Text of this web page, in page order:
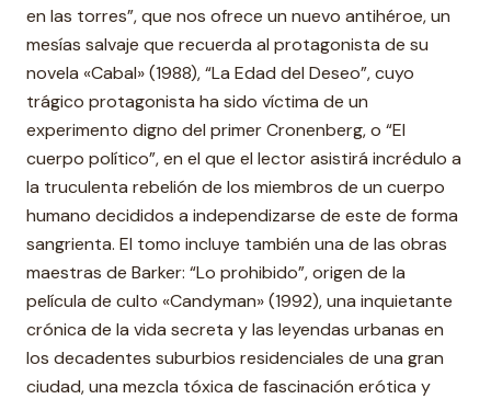
en las torres”, que nos ofrece un nuevo antihéroe, un
mesías salvaje que recuerda al protagonista de su
novela «Cabal» (1988), “La Edad del Deseo”, cuyo
trágico protagonista ha sido víctima de un
experimento digno del primer Cronenberg, o “El
cuerpo político”, en el que el lector asistirá incrédulo a
la truculenta rebelión de los miembros de un cuerpo
humano decididos a independizarse de este de forma
sangrienta. El tomo incluye también una de las obras
maestras de Barker: “Lo prohibido”, origen de la
película de culto «Candyman» (1992), una inquietante
crónica de la vida secreta y las leyendas urbanas en
los decadentes suburbios residenciales de una gran
ciudad, una mezcla tóxica de fascinación erótica y